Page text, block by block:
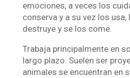
emociones, a veces los
conserva y a su vez los
destruye y se los come.
Trabaja principalmente en
largo plazo. Suelen ser
animales se encuentran en